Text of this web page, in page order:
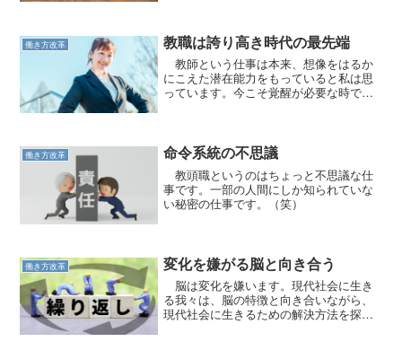
働き方改革 教職は誇り高き時代の最先端
教師という仕事は本来、想像をはるか
にこえた潜在能力をもっていると私は思
っています。今こそ覚醒が必要な時で
働き方改革 命令系統の不思議
教頭職というのはちょっと不思議な仕
事です。一部の人間にしか知られていな
い秘密の仕事です。（笑）
働き方改革 変化を嫌がる脳と向き合う
脳は変化を嫌います。現代社会に生き
る我々は、脳の特徴と向き合いながら、
現代社会に生きるための解決方法を探す